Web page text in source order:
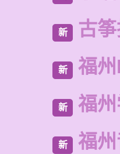
新 古
新 福
新 福
新 福